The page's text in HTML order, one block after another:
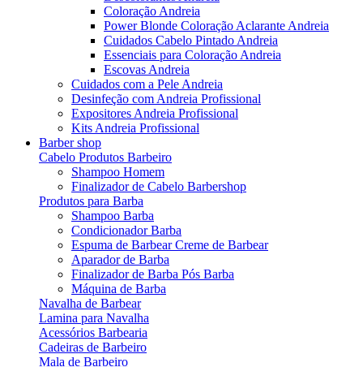
Coloração Andreia
Power Blonde Coloração Aclarante Andreia
Cuidados Cabelo Pintado Andreia
Essenciais para Coloração Andreia
Escovas Andreia
Cuidados com a Pele Andreia
Desinfeção com Andreia Profissional
Expositores Andreia Profissional
Kits Andreia Profissional
Barber shop
Cabelo Produtos Barbeiro
Shampoo Homem
Finalizador de Cabelo Barbershop
Produtos para Barba
Shampoo Barba
Condicionador Barba
Espuma de Barbear Creme de Barbear
Aparador de Barba
Finalizador de Barba Pós Barba
Máquina de Barba
Navalha de Barbear
Lamina para Navalha
Acessórios Barbearia
Cadeiras de Barbeiro
Mala de Barbeiro